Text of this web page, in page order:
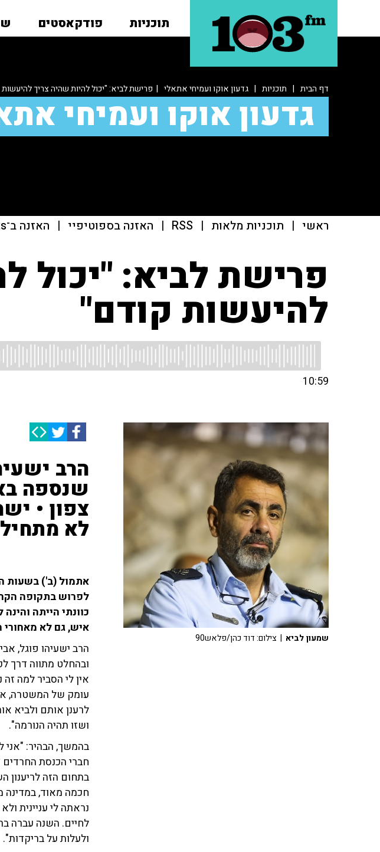
תוכניות פודקאסטים
דף הבית | תוכניות | גדעון אוקו ועמיחי אתאלי | פרישת לביא: "יכול להיות שהיה צריך
גדעון אוקו ועמיחי
ראשי | תוכניות מלאות |
RSS
| האזנה בספוטיפיי | האזנה ב־Apple Podcasts
פרישת לביא: "יכול
להיעשות קודם"
10:59
הרב
שנספה
צפון •
לא
אתמול (ב') בשעות
לפרוש בתקופה
כוונתי הייתה
איש, גם לא
הרב ישעיהו פוגל,
ובהחלט מתווה דרך
אין לי הסביר למה
עומק של המשטרה,
לרענן אותם ולביא
ושזו תהיה הנורמה".
בהמשך, הבהיר:
חברי הכנסת החרדים
בתחום הזה לריענון
חכמה מאוד, במדינה
נראתה לי עניינית
לחיים. השנה עברה
ולעלות על בריקדות".
שמעון לביא | צילום: דוד כהן/פלאש90